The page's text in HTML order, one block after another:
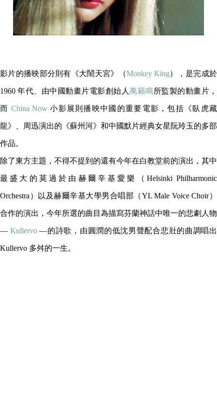
影片的播映部分則有《大鬧天宮》（Monkey King） ，是完成於
1960 年代、由中國動畫片電影創始人萬籟鳴所監製的動畫片，
而 China Now 小影展則播映中國的重要電影，包括《臥虎藏
龍》、周迅演出的《蘇州河》和中國默片經典女星阮玲玉的多部
作品。
除了東方主題，不得不提到的還有今年在白教堂前的演出，其中
最盛大的莫過於由赫爾辛基愛樂（Helsinki Philharmonic
Orchestra）以及赫爾辛基大學男合唱部（YL Male Voice Choir）
合作的演出，今年所選的曲目為描寫芬蘭神話中唯一的悲劇人物
— Kullervo —的詩歌，由圓潤的低沈男聲配合悲壯的曲調唱出
Kullervo 多舛的一生。